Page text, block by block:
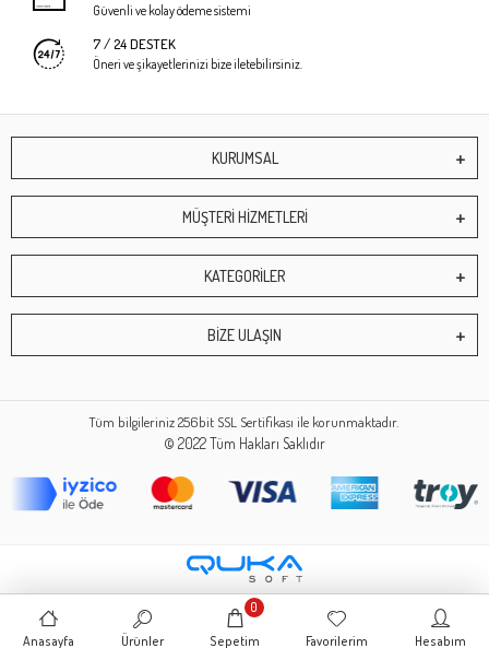
Güvenli ve kolay ödeme sistemi
7 / 24 DESTEK
Öneri ve şikayetlerinizi bize iletebilirsiniz.
KURUMSAL
MÜŞTERİ HİZMETLERİ
KATEGORİLER
BİZE ULAŞIN
Tüm bilgileriniz 256bit SSL Sertifikası ile korunmaktadır.
© 2022Tüm Hakları Saklıdır
Anasayfa Ürünler Sepetim
0
Favorilerim Hesabım